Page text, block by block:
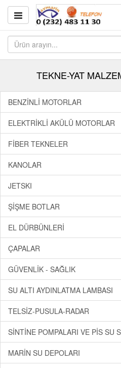
TEKNE-YAT
BENZİNLİ MOTORLAR
ELEKTRİKLİ AKÜLÜ MOTORLAR
FİBER TEKNELER
KANOLAR
JETSKI
ŞİŞME BOTLAR
EL DÜRBÜNLERİ
ÇAPALAR
GÜVENLİK - SAĞLIK
SU ALTI AYDINLATMA LAMBASI
TELSİZ-PUSULA-RADAR
SİNTİNE POMPALARI VE PİS SU
MARİN SU DEPOLARI